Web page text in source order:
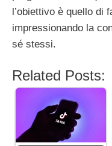
l’obiettivo è quello di
impressionando la
sé stessi.
Related Posts: